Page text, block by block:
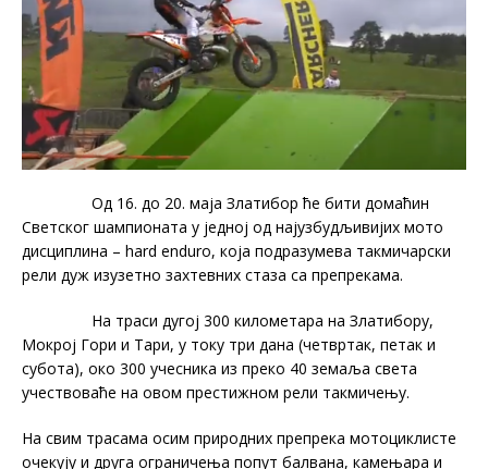
Од 16. до 20. маја Златибор ће бити домаћин
Светског шампионата у једној од најузбудљивијих мото
дисциплина – hard endurо, која подразумева такмичарски
рели дуж изузетно захтевних стаза са препрекама.
На траси дугој 300 километара на Златибору,
Мокрој Гори и Тари, у току три дана (четвртак, петак и
субота), око 300 учесника из преко 40 земаља света
учествоваће на овом престижном рели такмичењу.
На свим трасама осим природних препрека мотоциклисте
очекују и друга ограничења попут балвана, камењара и